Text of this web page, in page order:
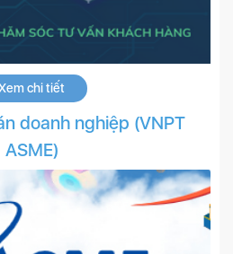
chi tiết
doanh nghiệp (VNPT
ASME)